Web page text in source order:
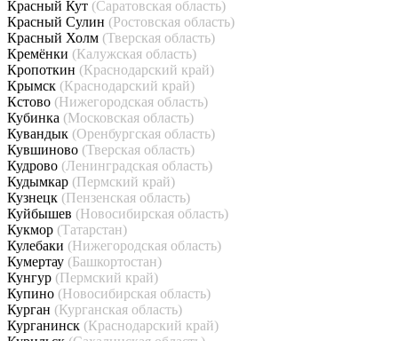
Красный Кут (Саратовская область)
Красный Сулин (Ростовская область)
Красный Холм (Тверская область)
Кремёнки (Калужская область)
Кропоткин (Краснодарский край)
Крымск (Краснодарский край)
Кстово (Нижегородская область)
Кубинка (Московская область)
Кувандык (Оренбургская область)
Кувшиново (Тверская область)
Кудрово (Ленинградская область)
Кудымкар (Пермский край)
Кузнецк (Пензенская область)
Куйбышев (Новосибирская область)
Кукмор (Татарстан)
Кулебаки (Нижегородская область)
Кумертау (Башкортостан)
Кунгур (Пермский край)
Купино (Новосибирская область)
Курган (Курганская область)
Курганинск (Краснодарский край)